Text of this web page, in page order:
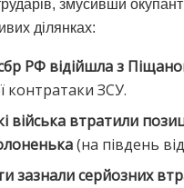
змусивши
ділянках:
РФ відійшла з
контратаки ЗСУ.
війська втратили
(на південь
зазнали серйозних